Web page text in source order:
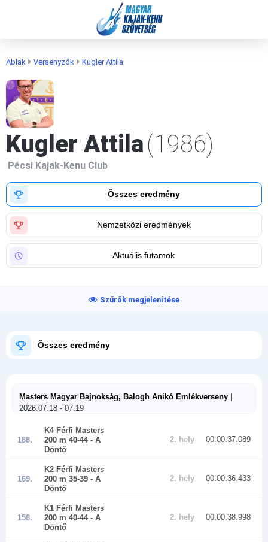
MAGYAR
KAJAK-KENU
SZÖVETSÉG
Ablak Versenyzők Kugler Attila
Kugler Attila(1986)
Pécsi Kajak-Kenu Club
Összes eredmény
Nemzetközi eredmények
Aktuális futamok
Szűrők megjelenítése
Összes eredmény
Masters Magyar Bajnokság, Balogh Anikó Emlékverseny |
2026.07.18 - 07.19
188.
K4 Férfi Masters
200 m 40-44- A
Döntő
2. hely 00:00:37.089
169.
K2 Férfi Masters
200 m 35-39 - A
Döntő
2. hely 00:00:36.433
158.
K1 Férfi Masters
200 m 40-44- A
Döntő
2. hely 00:00:38.998